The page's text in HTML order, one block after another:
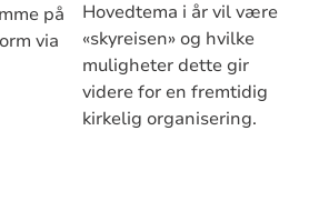
på
via
Hovedtema i år vil være
«skyreisen» og hvilke
muligheter dette gir
videre for en fremtidig
kirkelig organisering.